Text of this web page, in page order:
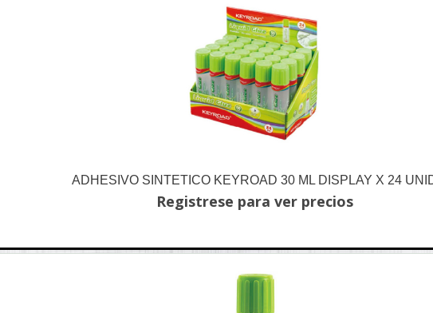
ADHESIVO SINTETICO KEYROAD 30 ML DISPLAY X 24
Registrese para ver precios